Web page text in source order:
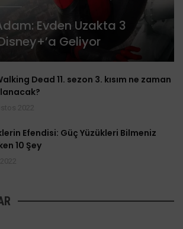
Evden Uzakta 3
Geliyor
Dead 11. sezon 3. kısım ne zaman
Efendisi: Güç Yüzükleri Bilmeniz
10 Şey